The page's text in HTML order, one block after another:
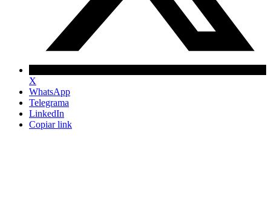
X
WhatsApp
Telegrama
LinkedIn
Copiar link